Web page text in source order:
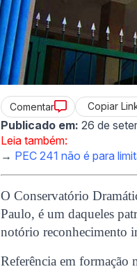
Comentar Copiar
Publicado em: 26 de
Leia também:
→ PEC 241 não é para
O Conservatório
Paulo, é um daqueles
notório reconhecimento
Referência em formação